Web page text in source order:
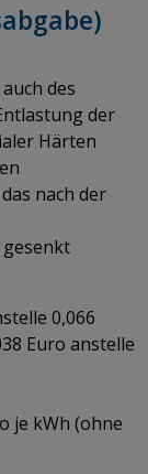
des
der
Härten
nach der
gesenkt
0,066
Euro anstelle
je kWh (ohne